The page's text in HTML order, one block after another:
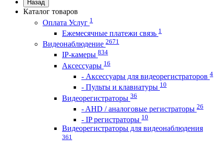
Назад
Каталог товаров
Оплата Услуг 1
Ежемесячные платежи связь 1
Видеонаблюдение 2671
IP-камеры 834
Аксессуары 16
- Аксессуары для видеорегистраторов 4
- Пульты и клавиатуры 10
Видеорегистраторы 36
- AHD / аналоговые регистраторы 26
- IP регистраторы 10
Видеорегистраторы для видеонаблюдения
361